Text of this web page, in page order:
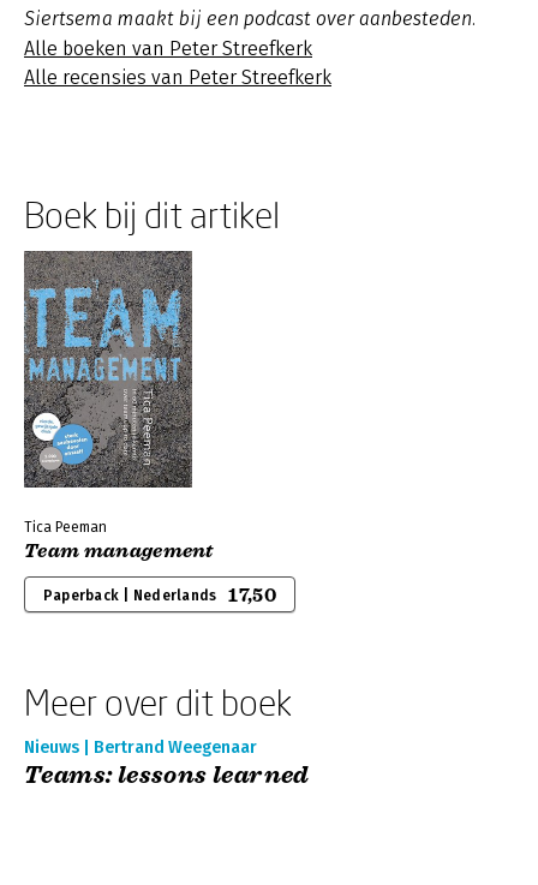
Siertsema maakt bij een podcast over aanbesteden.
Alle boeken van Peter Streefkerk
Alle recensies van Peter Streefkerk
Boek bij dit artikel
Tica Peeman
Team management
Paperback | Nederlands 17,50
Meer over dit boek
Nieuws | Bertrand Weegenaar
Teams: lessons learned